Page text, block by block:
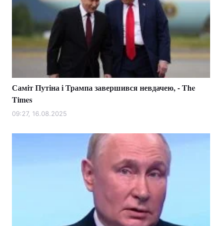
Саміт Путіна і Трампа завершився невдачею, - The
Times
09:27, 16.08.2025